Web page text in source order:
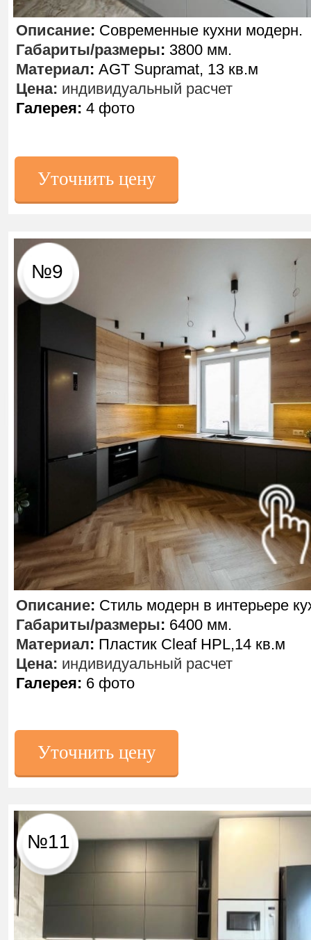
№9
№11
Уточнить цену
Уточнить цену
Описание: Стиль модерн в интерьере
Габариты/размеры: 6400 мм.
Материал: Пластик Cleaf HPL,14 кв.м
Цена: индивидуальный расчет
Галерея: 6 фото
Описание: Современные кухни модерн.
Габариты/размеры: 3800 мм.
Материал: AGT Supramat, 13 кв.м
Цена: индивидуальный расчет
Галерея: 4 фото